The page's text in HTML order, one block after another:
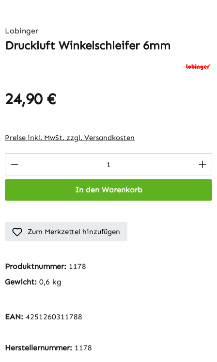
Lobinger
Druckluft Winkelschleifer 6mm
Regulärer Preis:
24,90 €
Preise inkl. MwSt. zzgl. Versandkosten
Produkt Anzahl: Gib den gewünschten
In den Warenkorb
Zum Merkzettel hinzufügen
Produktnummer: 1178
Gewicht: 0,6 kg
EAN: 4251260311788
Herstellernummer: 1178